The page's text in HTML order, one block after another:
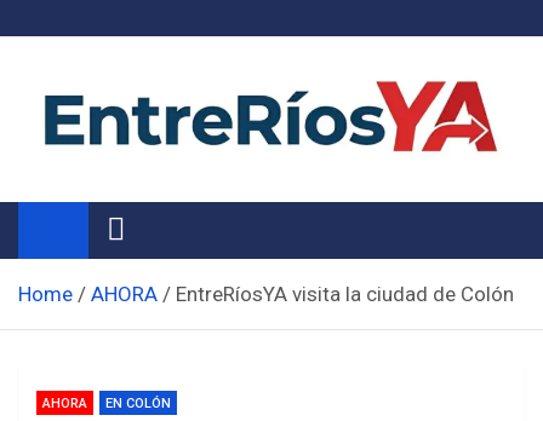
Noticias de Entre Ríos
Información de toda la provincia ahora
Home AHORA EntreRíosYA visita la ciudad de Colón
AHORA EN COLÓN